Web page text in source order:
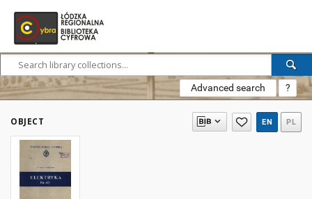
Advanced search ?
OBJECT EN PL